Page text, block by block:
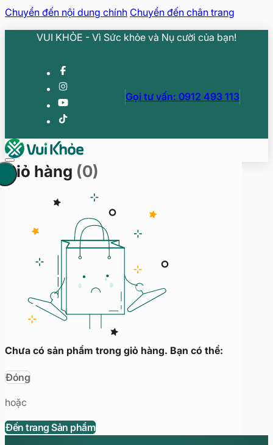
Chuyển đến nội dung chính Chuyển đến chân trang
VUI KHỎE - Vì Sức khỏe và Nụ cười của bạn!
Gọi tư vấn: 0912 493 113
Giỏ hàng (0)
Chưa có sản phẩm trong giỏ hàng. Bạn có thể:
Đóng
hoặc
Đến trang Sản phẩm